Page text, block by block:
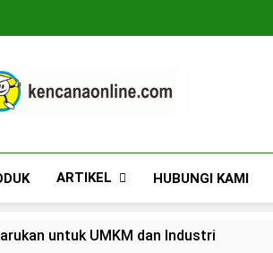
Online
ARTIKEL HUBUNGI KAMI
untuk UMKM dan Industri